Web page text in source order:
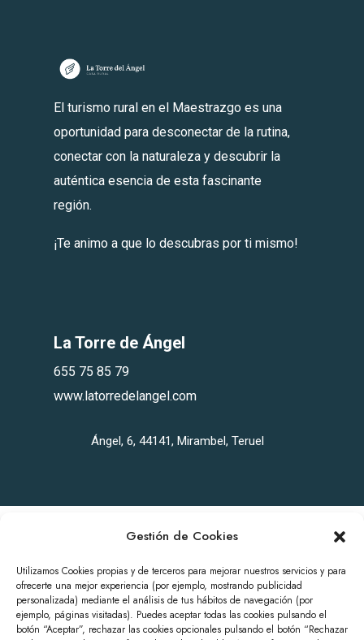
Gestión de Cookies
Utilizamos Cookies propias y de terceros para mejorar nuestros servicios y para
ofrecerte una mejor experiencia (por ejemplo, mostrando publicidad
personalizada) mediante el análisis de tus hábitos de navegación (por
ejemplo, páginas visitadas). Puedes aceptar todas las cookies pulsando el
botón “Aceptar”, rechazar las cookies opcionales pulsando el botón “Rechazar
El turismo rural en el Maestrazgo es una
oportunidad para desconectar de la rutina,
conectar con la naturaleza y descubrir la
auténtica esencia de esta fascinante
región.
¡Te animo a que lo descubras por ti mismo!
La Torre de Ángel
655 75 85 79
www.latorredelangel.com
Ángel, 6, 44141, Mirambel, Teruel
POLÍTICA DE PRIVACIDAD